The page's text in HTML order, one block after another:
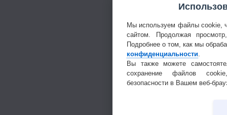
Мы используем файлы cookie,
сайтом. Продолжая
Подробнее о том, как мы
конфиденциальности
Вы также можете
сохранение файлов
безопасности в Вашем веб-